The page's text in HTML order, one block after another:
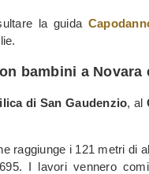
la guida
bambini a Novara
di San Gaudenzio, al
raggiunge i 121 metri di
I lavori vennero